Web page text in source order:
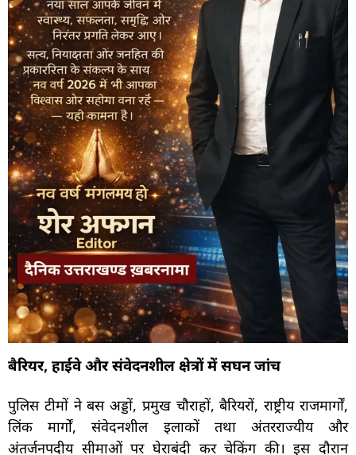
बैरियर, हाईवे और संवेदनशील क्षेत्रों में सघन जांच
पुलिस टीमों ने बस अड्डों, प्रमुख चौराहों, बैरियरों, राष्ट्रीय राजमार्गों,
लिंक मार्गों, संवेदनशील इलाकों तथा अंतरराज्यीय और
अंतर्जनपदीय सीमाओं पर घेराबंदी कर चेकिंग की। इस दौरान